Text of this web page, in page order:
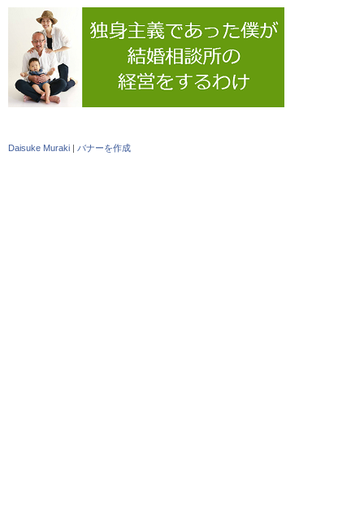
Daisuke Muraki | バナーを作成